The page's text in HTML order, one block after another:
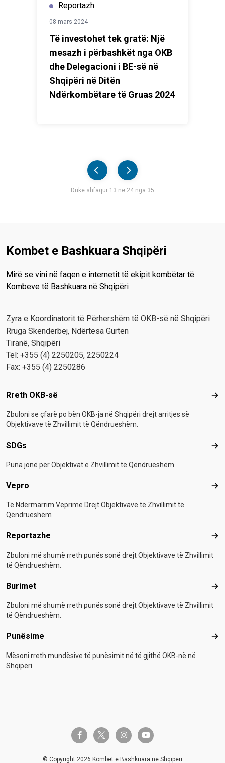
Reportazh
08 mars 2024
Të investohet tek gratë: Një
mesazh i përbashkët nga OKB
dhe Delegacioni i BE-së në
Shqipëri në Ditën
Ndërkombëtare të Gruas 2024
Duke shfaqur 13 në 24 nga 35
Kombet e Bashkuara Shqipëri
Mirë se vini në faqen e internetit të ekipit kombëtar të
Kombeve të Bashkuara në Shqipëri
Zyra e Koordinatorit të Përhershëm të OKB-së në Shqipëri
Rruga Skenderbej, Ndërtesa Gurten
Tiranë, Shqipëri
Tel: +355 (4) 2250205, 2250224
Fax: +355 (4) 2250286
Footer menu
Rreth OKB-së
Zbuloni se çfarë po bën OKB-ja në Shqipëri drejt arritjes së
Objektivave të Zhvillimit të Qëndrueshëm.
SDGs
Puna jonë për Objektivat e Zhvillimit të Qëndrueshëm.
Vepro
Të Ndërmarrim Veprime Drejt Objektivave të Zhvillimit të
Qëndrueshëm
Reportazhe
Zbuloni më shumë rreth punës sonë drejt Objektivave të Zhvillimit
të Qëndrueshëm.
Burimet
Zbuloni më shumë rreth punës sonë drejt Objektivave të Zhvillimit
të Qëndrueshëm.
Punësime
Mësoni rreth mundësive të punësimit në të gjithë OKB-në në
Shqipëri.
facebook-ftwitter-x instagramyoutube
© Copyright 2026 Kombet e Bashkuara në Shqipëri